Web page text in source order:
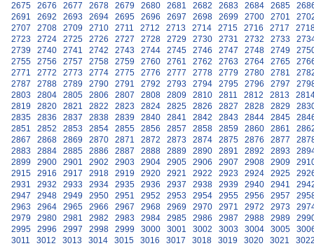
2675
2676 2677 2678 2679 2680 2681 2682 2683 2684 2685
2691
2692 2693 2694 2695 2696 2697 2698 2699 2700 2701
2707
2708 2709 2710 2711 2712 2713 2714 2715 2716 2717
2723
2724 2725 2726 2727 2728 2729 2730 2731 2732 2733
2739
2740 2741 2742 2743 2744 2745 2746 2747 2748 2749
2755
2756 2757 2758 2759 2760 2761 2762 2763 2764 2765
2771
2772 2773 2774 2775 2776 2777 2778 2779 2780 2781
2787
2788 2789 2790 2791 2792 2793 2794 2795 2796 2797
2803
2804 2805 2806 2807 2808 2809 2810 2811 2812 2813
2819
2820 2821 2822 2823 2824 2825 2826 2827 2828 2829
2835
2836 2837 2838 2839 2840 2841 2842 2843 2844 2845
2851
2852 2853 2854 2855 2856 2857 2858 2859 2860 2861
2867
2868 2869 2870 2871 2872 2873 2874 2875 2876 2877
2883
2884 2885 2886 2887 2888 2889 2890 2891 2892 2893
2899
2900 2901 2902 2903 2904 2905 2906 2907 2908 2909
2915
2916 2917 2918 2919 2920 2921 2922 2923 2924 2925
2931
2932 2933 2934 2935 2936 2937 2938 2939 2940 2941
2947
2948 2949 2950 2951 2952 2953 2954 2955 2956 2957
2963
2964 2965 2966 2967 2968 2969 2970 2971 2972 2973
2979
2980 2981 2982 2983 2984 2985 2986 2987 2988 2989
2995
2996 2997 2998 2999 3000 3001 3002 3003 3004 3005
3011
3012 3013 3014 3015 3016 3017 3018 3019 3020 3021